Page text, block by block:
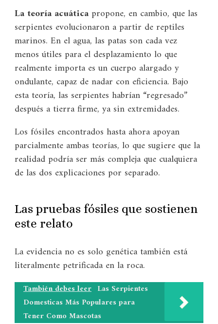
La teoría acuáticapropone, en cambio, que las
serpientes evolucionaron a partir de reptiles
marinos. En el agua, las patas son cada vez
menos útiles para el desplazamiento lo que
realmente importa es un cuerpo alargado y
ondulante, capaz de nadar con eficiencia. Bajo
esta teoría, las serpientes habrían “regresado”
después a tierra firme, ya sin extremidades.
Los fósiles encontrados hasta ahora apoyan
parcialmente ambas teorías, lo que sugiere que la
realidad podría ser más compleja que cualquiera
de las dos explicaciones por separado.
Las pruebas fósiles que sostienen
este relato
La evidencia no es solo genética también está
literalmente petrificada en la roca.
También debes leer Las Serpientes
Domesticas Más Populares para
Tener Como Mascotas